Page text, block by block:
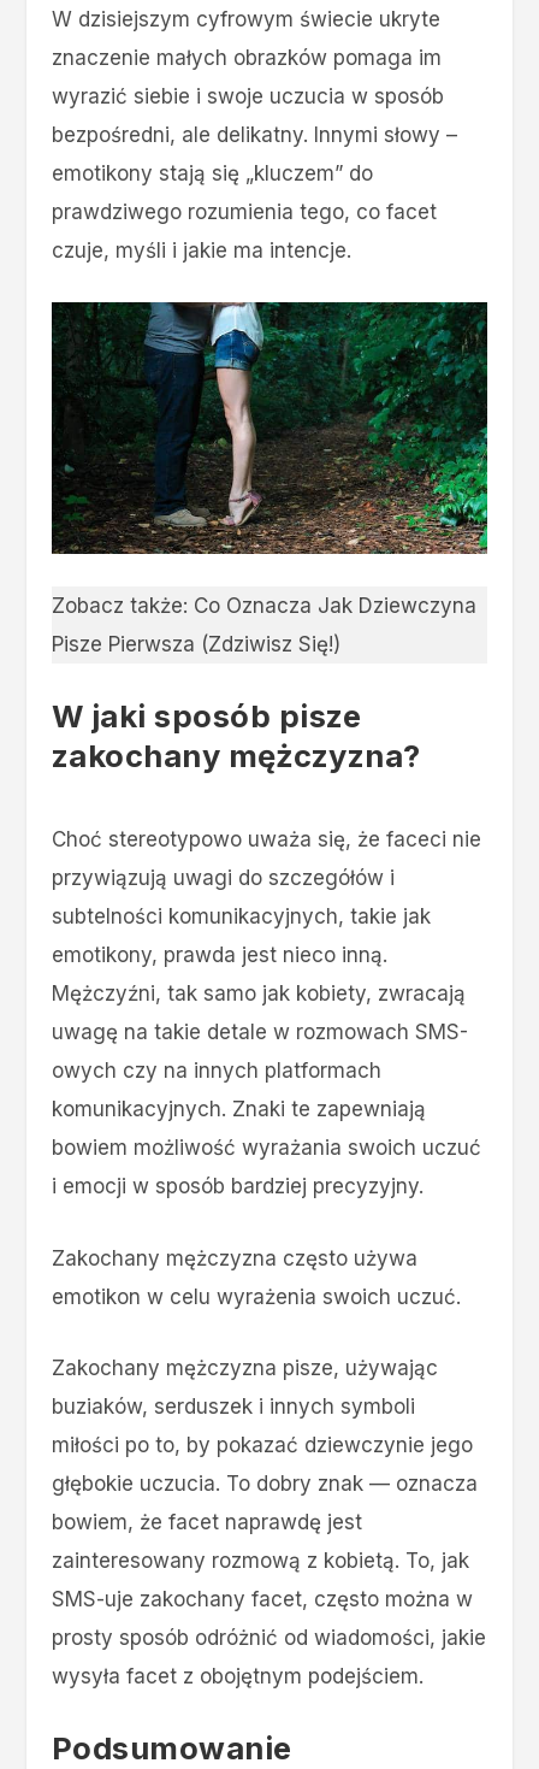
W dzisiejszym cyfrowym świecie ukryte
znaczenie małych obrazków pomaga im
wyrazić siebie i swoje uczucia w sposób
bezpośredni, ale delikatny. Innymi słowy –
emotikony stają się „kluczem” do
prawdziwego rozumienia tego, co facet
czuje, myśli i jakie ma intencje.
Zobacz także: Co Oznacza Jak Dziewczyna
Pisze Pierwsza (Zdziwisz Się!)
W jaki sposób pisze
zakochany mężczyzna?
Choć stereotypowo uważa się, że faceci nie
przywiązują uwagi do szczegółów i
subtelności komunikacyjnych, takie jak
emotikony, prawda jest nieco inną.
Mężczyźni, tak samo jak kobiety, zwracają
uwagę na takie detale w rozmowach SMS-
owych czy na innych platformach
komunikacyjnych. Znaki te zapewniają
bowiem możliwość wyrażania swoich uczuć
i emocji w sposób bardziej precyzyjny.
Zakochany mężczyzna często używa
emotikon w celu wyrażenia swoich uczuć.
Zakochany mężczyzna pisze, używając
buziaków, serduszek i innych symboli
miłości po to, by pokazać dziewczynie jego
głębokie uczucia. To dobry znak — oznacza
bowiem, że facet naprawdę jest
zainteresowany rozmową z kobietą. To, jak
SMS-uje zakochany facet, często można w
prosty sposób odróżnić od wiadomości, jakie
wysyła facet z obojętnym podejściem.
Podsumowanie